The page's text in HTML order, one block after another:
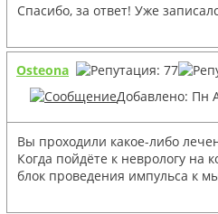
Спасибо, за ответ! Уже
Osteona
Добавлено: Пн
Вы проходили какое-либо
Когда пойдёте к неврологу
блок проведения импульса к